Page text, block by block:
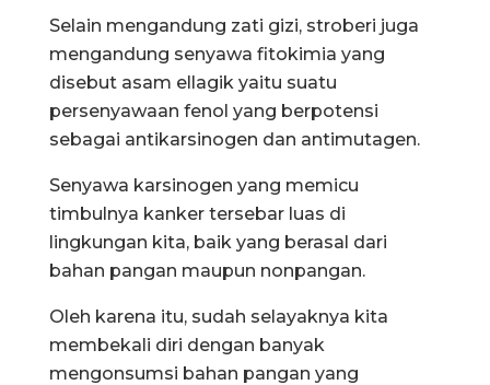
Selain mengandung zati gizi, stroberi juga
mengandung senyawa fitokimia yang
disebut asam ellagik yaitu suatu
persenyawaan fenol yang berpotensi
sebagai antikarsinogen dan antimutagen.
Senyawa karsinogen yang memicu
timbulnya kanker tersebar luas di
lingkungan kita, baik yang berasal dari
bahan pangan maupun nonpangan.
Oleh karena itu, sudah selayaknya kita
membekali diri dengan banyak
mengonsumsi bahan pangan yang